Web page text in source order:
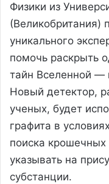
Физики из
(Великобритания)
уникального
помочь раскрыть
тайн Вселенной —
Новый детектор,
ученых, будет
графита в
поиска
указывать на
субстанции.